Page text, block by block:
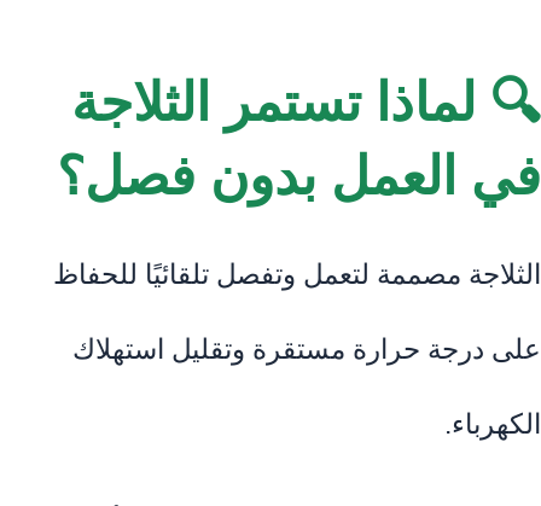
🔍 لماذا تستمر الثلاجة
في العمل بدون فصل؟
الثلاجة مصممة لتعمل وتفصل تلقائيًا للحفاظ
على درجة حرارة مستقرة وتقليل استهلاك
الكهرباء.